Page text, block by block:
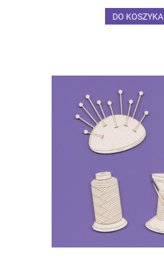
DO KOSZYKA